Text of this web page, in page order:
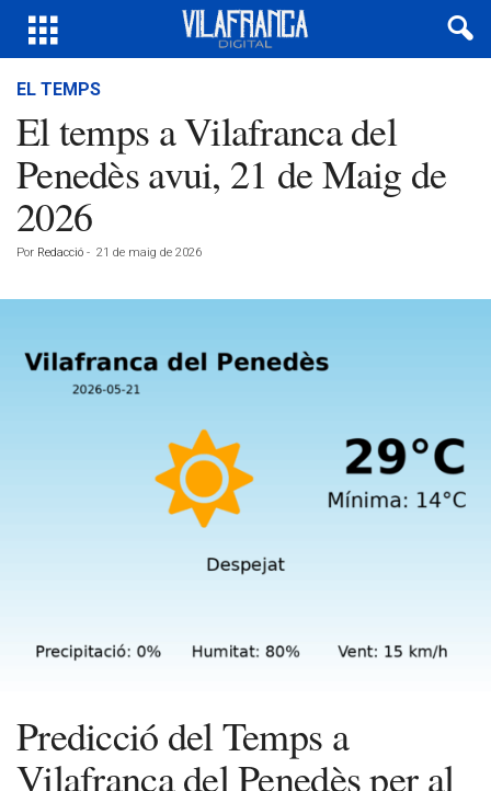
EL TEMPS
El temps a Vilafranca del
Penedès avui, 21 de Maig de
2026
Por Redacció - 21 de maig de 2026
Predicció del Temps a
Vilafranca del Penedès per al